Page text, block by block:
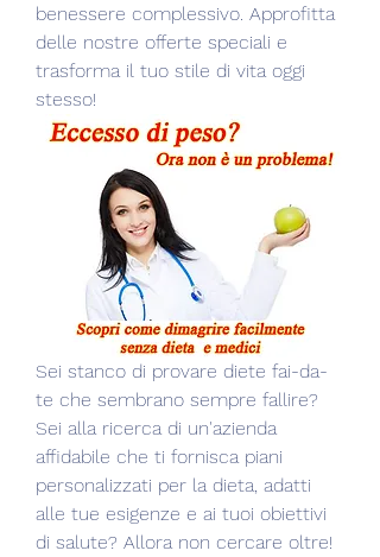
benessere complessivo. Approfitta
delle nostre offerte speciali e
trasforma il tuo stile di vita oggi
stesso!
Sei stanco di provare diete fai-da-
te che sembrano sempre fallire?
Sei alla ricerca di un'azienda
affidabile che ti fornisca piani
personalizzati per la dieta, adatti
alle tue esigenze e ai tuoi obiettivi
di salute? Allora non cercare oltre!